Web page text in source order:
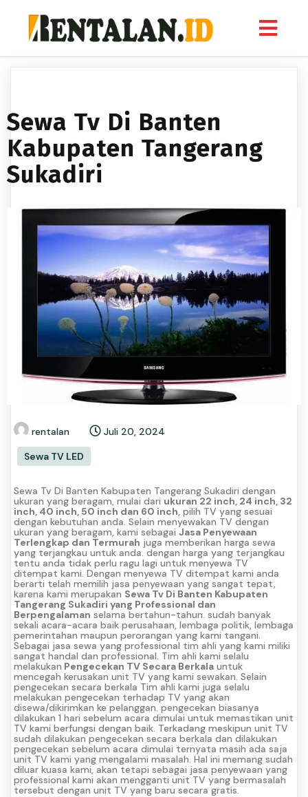
Sewa Tv Di Banten
Kabupaten Tangerang
Sukadiri
rentalan
Juli 20, 2024
Sewa TV LED
Sewa Tv Di Banten Kabupaten Tangerang Sukadiri dengan
ukuran yang beragam, mulai dari ukuran 22 inch, 24 inch, 32
inch, 40 inch, 50 inch dan 60 inch, pilih TV yang sesuai
dengan kebutuhan anda. Selain menyewakan TV dengan
ukuran yang beragam, kami sebagai Jasa Penyewaan
Terlengkap dan Termurah juga memberikan harga sewa
yang terjangkau untuk anda. dengan harga yang terjangkau
tentu anda tidak perlu ragu lagi untuk menyewa TV
ditempat kami. Dengan menyewa TV ditempat kami anda
berarti telah memilih jasa penyewaan yang sangat tepat,
karena kami merupakan Sewa Tv Di Banten Kabupaten
Tangerang Sukadiri yang Professional dan
Berpengalaman selama bertahun-tahun. sudah banyak
sekali acara-acara baik perusahaan, lembaga politik, lembaga
pemerintahan maupun perorangan yang kami tangani.
Sebagai jasa sewa yang professional tim ahli yang kami miliki
sangat handal dan professional. Tim ahli kami selalu
melakukan Pengecekan TV Secara Berkala untuk
mencegah kerusakan unit TV yang kami sewakan. Selain
pengecekan secara berkala Tim ahli kami juga selalu
melakukan pengecekan terhadap TV yang akan
disewa/dikirimkan ke pelanggan. pengecekan biasanya
dilakukan 1 hari sebelum acara dimulai untuk memastikan unit
TV kami berfungsi dengan baik. Terkadang meskipun unit TV
sudah dilakukan pengecekan secara berkala dan dilakukan
pengecekan sebelum acara dimulai ternyata masih ada saja
unit TV kami yang mengalami masalah. Hal ini memang sudah
diluar kuasa kami, akan tetapi sebagai jasa penyewaan yang
professional kami akan mengganti unit TV yang bermasalah
tersebut dengan unit TV yang baru secara gratis.